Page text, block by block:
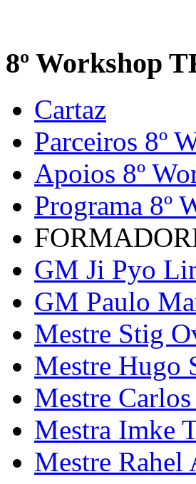
8º Workshop
Cartaz
Parceiros 8º
Apoios 8º
Programa 8º
GM Ji Pyo
GM Paulo
Mestre Stig
Mestre Hugo
Mestre Carlos
Mestra Imke
Mestre Rahel